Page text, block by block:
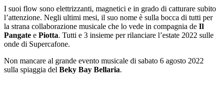
I suoi flow sono elettrizzanti, magnetici e in grado di catturare subito
l’attenzione. Negli ultimi mesi, il suo nome è sulla bocca di tutti per
la strana collaborazione musicale che lo vede in compagnia de Il
Pangate e Piotta. Tutti e 3 insieme per rilanciare l’estate 2022 sulle
onde di Supercafone.
Non mancare al grande evento musicale di sabato 6 agosto 2022
sulla spiaggia del Beky Bay Bellaria.